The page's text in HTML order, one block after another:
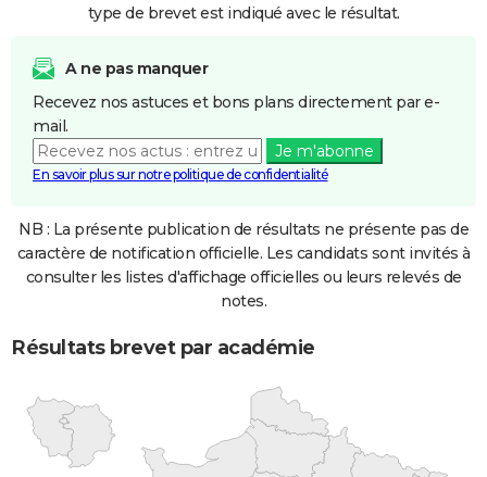
type de brevet est indiqué avec le résultat.
A ne pas manquer
Recevez nos astuces et bons plans directement par e-
mail.
Je m'abonne
En savoir plus sur notre politique de confidentialité
NB : La présente publication de résultats ne présente pas de
caractère de notification officielle. Les candidats sont invités à
consulter les listes d'affichage officielles ou leurs relevés de
notes.
Résultats brevet par académie